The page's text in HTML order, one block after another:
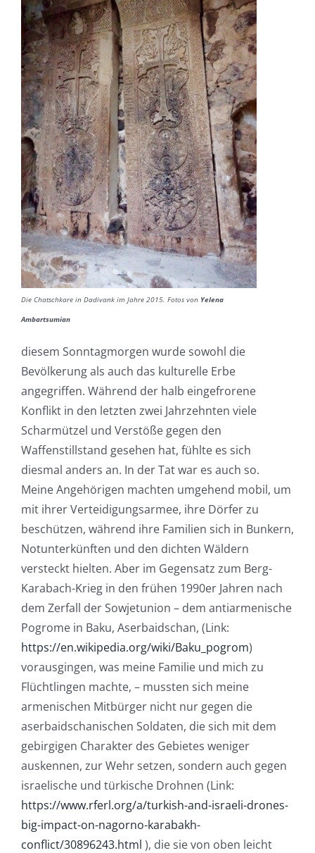
Die Chatschkare in Dadivank im Jahre 2015. Fotos von Yelena
Ambartsumian
diesem Sonntagmorgen wurde sowohl die
Bevölkerung als auch das kulturelle Erbe
angegriffen. Während der halb eingefrorene
Konflikt in den letzten zwei Jahrzehnten viele
Scharmützel und Verstöße gegen den
Waffenstillstand gesehen hat, fühlte es sich
diesmal anders an. In der Tat war es auch so.
Meine Angehörigen machten umgehend mobil, um
mit ihrer Verteidigungsarmee, ihre Dörfer zu
beschützen, während ihre Familien sich in Bunkern,
Notunterkünften und den dichten Wäldern
versteckt hielten. Aber im Gegensatz zum Berg-
Karabach-Krieg in den frühen 1990er Jahren nach
dem Zerfall der Sowjetunion – dem antiarmenische
Pogrome in Baku, Aserbaidschan, (Link:
https://en.wikipedia.org/wiki/Baku_pogrom)
vorausgingen, was meine Familie und mich zu
Flüchtlingen machte, – mussten sich meine
armenischen Mitbürger nicht nur gegen die
aserbaidschanischen Soldaten, die sich mit dem
gebirgigen Charakter des Gebietes weniger
auskennen, zur Wehr setzen, sondern auch gegen
israelische und türkische Drohnen (Link:
https://www.rferl.org/a/turkish-and-israeli-drones-
big-impact-on-nagorno-karabakh-
conflict/30896243.html ), die sie von oben leicht